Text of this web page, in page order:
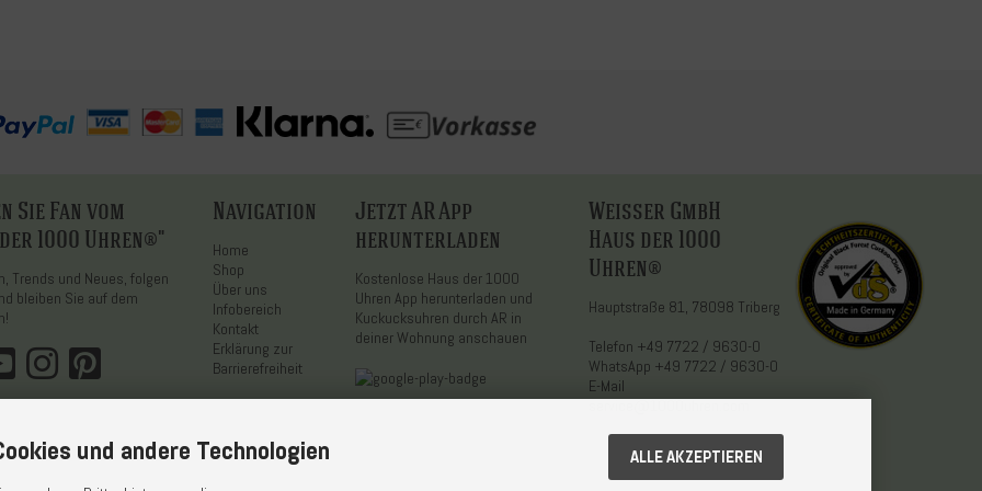
Sie Fan vom
1000 Uhren®"
Trends und Neues, folgen
bleiben Sie auf dem
Navigation
Home
Shop
Über uns
Infobereich
Kontakt
Erklärung zur
Barrierefreiheit
Jetzt AR App
herunterladen
Kostenlose Haus der 1000
Uhren App herunterladen und
Kuckucksuhren durch AR in
deiner Wohnung anschauen
Weisser GmbH
Haus der 1000
Uhren®
Hauptstraße 81, 78098 Triberg
Telefon +49 7722 / 9630-0
WhatsApp +49 7722 / 9630-0
E-Mail
service@1000uhren.com
und andere Technologien ALLE AKZEPTIEREN